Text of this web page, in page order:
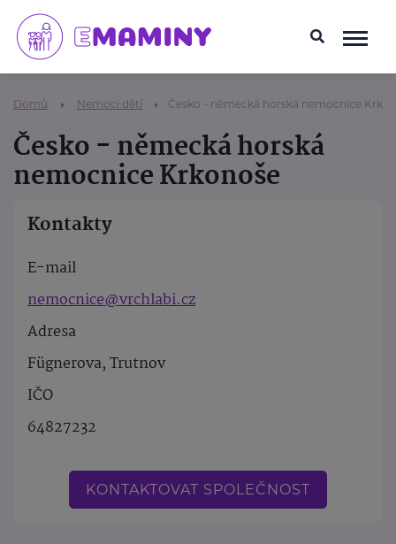
Domů Nemoci dětí Česko - německá horská nemocnice
Česko - německá horská
nemocnice Krkonoše
Kontakty
E-mail
nemocnice@vrchlabi.cz
Adresa
Fügnerova, Trutnov
IČO
64827232
KONTAKTOVAT SPOLEČNOST